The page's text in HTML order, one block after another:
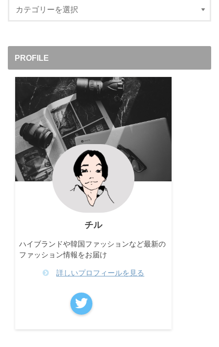
PROFILE
チル
ハイブランドや韓国ファッションなど最新の
ファッション情報をお届け
詳しいプロフィールを見る